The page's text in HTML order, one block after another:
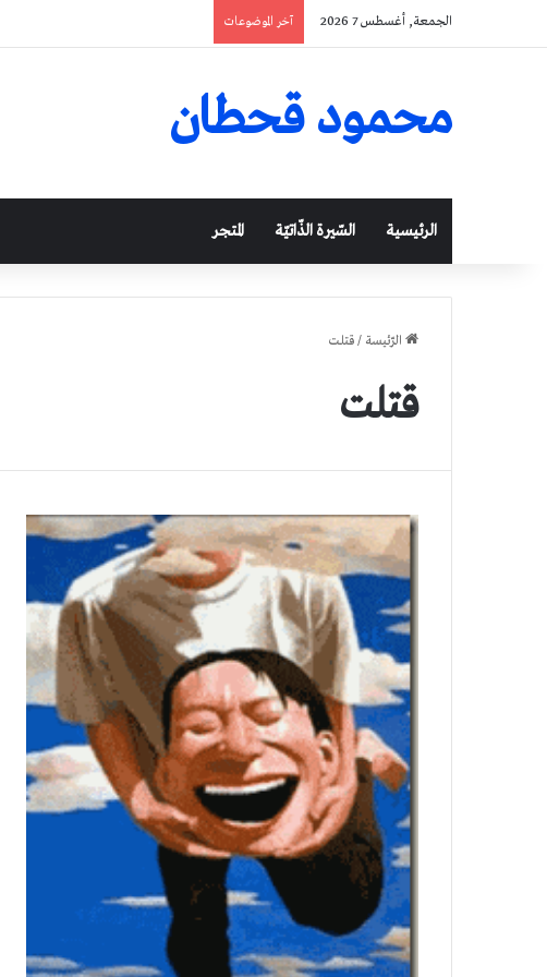
الجمعة, أغسطس 7 2026 آخر الموضوعات
محمود قحطان
الرئيسية السّيرة الذّاتيّة المتجر
الرّئيسة /قتلت
قتلت